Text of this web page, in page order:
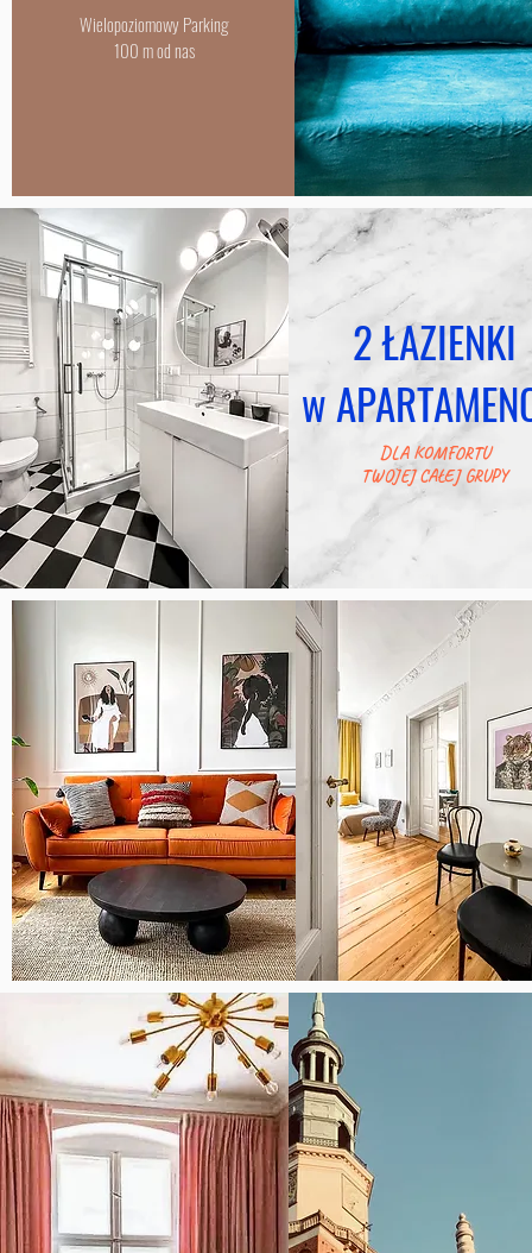
Wielopoziomowy Parking
100 m od nas
2 ŁAZIENKI
w
DLA KOMFORTU
TWOJEJ CAŁEJ GRUPY